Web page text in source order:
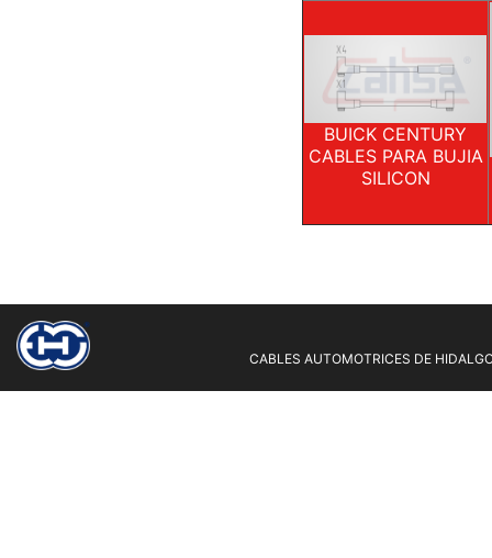
BUICK CENTURY
CABLES PARA BUJIA
SILICON
CABLES AUTOMOTRICES DE